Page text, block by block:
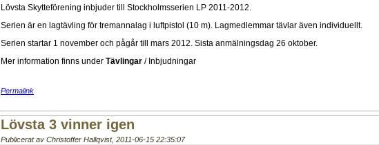
Lövsta Skytteförening inbjuder till Stockholmsserien LP 2011-2012.
Serien är en lagtävling för tremannalag i luftpistol (10 m). Lagmedlemmar tävlar även individuellt.
Serien startar 1 november och pågår till mars 2012. Sista anmälningsdag 26 oktober.
Mer information finns under Tävlingar / Inbjudningar
Permalink
Lövsta 3 vinner igen
Publicerat av Christoffer Hallqvist, 2011-06-15 22:35:07